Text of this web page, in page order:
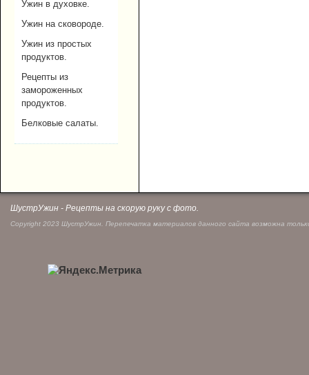
Ужин в духовке.
Ужин на сковороде.
Ужин из простых
продуктов.
Рецепты из
замороженных
продуктов.
Белковые салаты.
ШустрУжин - Рецепты на скорую руку с фото.
Copyright 2023 ШустрУжин. Перепечатка материалов данного сайта возможна